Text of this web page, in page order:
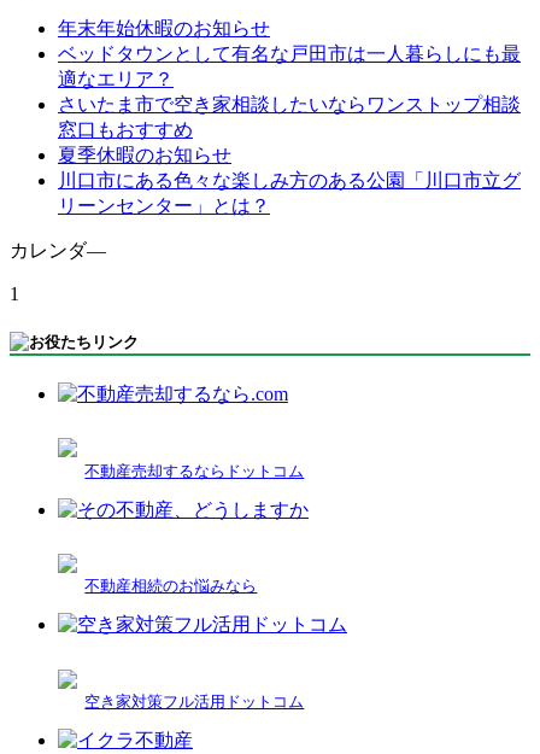
年末年始休暇のお知らせ
ベッドタウンとして有名な戸田市は一人暮らしにも最
適なエリア？
さいたま市で空き家相談したいならワンストップ相談
窓口もおすすめ
夏季休暇のお知らせ
川口市にある色々な楽しみ方のある公園「川口市立グ
リーンセンター」とは？
カレンダ―
1
不動産売却するならドットコム
不動産相続のお悩みなら
空き家対策フル活用ドットコム